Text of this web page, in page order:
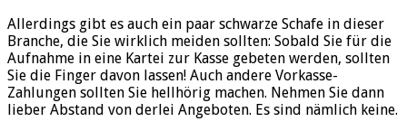
Allerdings gibt es auch ein paar schwarze Schafe in dieser
Branche, die Sie wirklich meiden sollten: Sobald Sie für die
Aufnahme in eine Kartei zur Kasse gebeten werden, sollten
Sie die Finger davon lassen! Auch andere Vorkasse-
Zahlungen sollten Sie hellhörig machen. Nehmen Sie dann
lieber Abstand von derlei Angeboten. Es sind nämlich keine.